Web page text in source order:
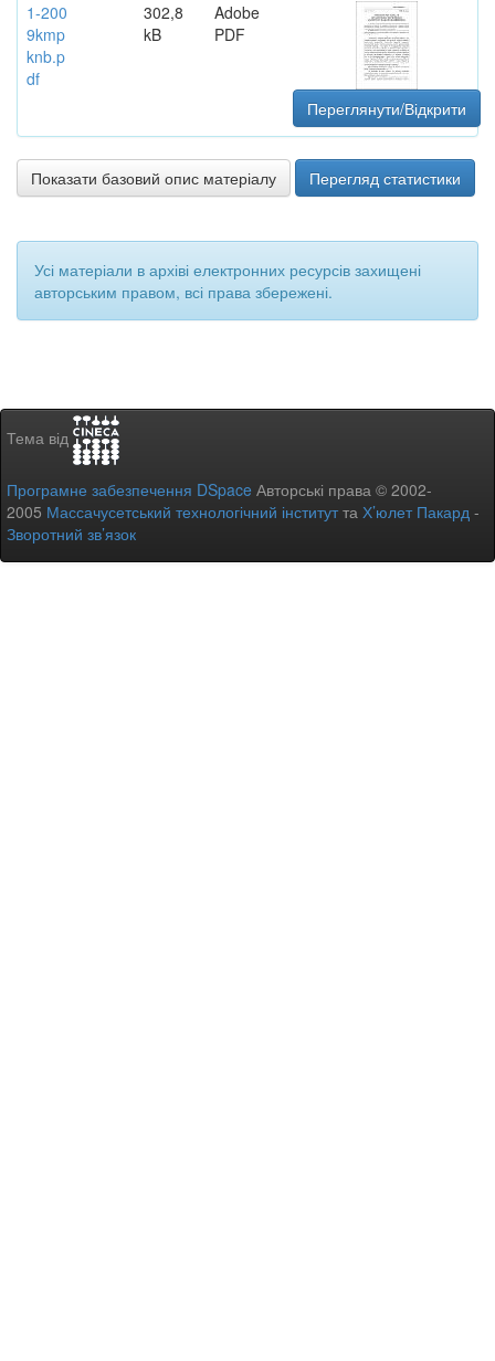
1-200
9kmp
knb.p
df
302,8
kB
Adobe
PDF
Переглянути/Відкрити
Показати базовий опис матеріалу Перегляд статистики
Усі матеріали в архіві електронних ресурсів захищені
авторським правом, всі права збережені.
Тема від
Програмне забезпечення DSpace Авторські права © 2002-
2005 Массачусетський технологічний інститутта Х’юлет Пакард -
Зворотний зв’язок